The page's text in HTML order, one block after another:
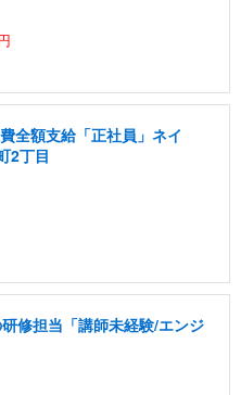
全額支給「正社員」ネイ
2丁目
修担当「講師未経験/エンジ